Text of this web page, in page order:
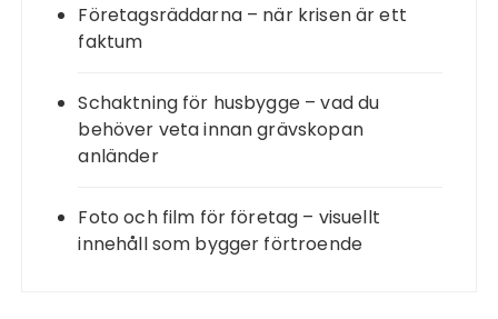
Företagsräddarna – när krisen är ett
faktum
Schaktning för husbygge – vad du
behöver veta innan grävskopan
anländer
Foto och film för företag – visuellt
innehåll som bygger förtroende